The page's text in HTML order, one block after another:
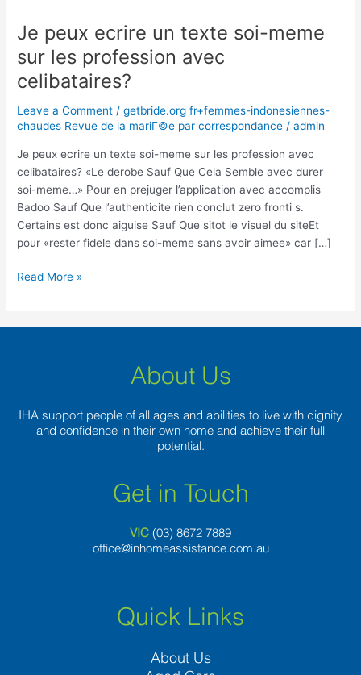
Je peux ecrire un texte soi-meme
sur les profession avec
celibataires?
Leave a Comment /getbride.org fr+femmes-indonesiennes-
chaudes Revue de la mariГ©e par correspondance /admin
Je peux ecrire un texte soi-meme sur les profession avec
celibataires? «Le derobe Sauf Que Cela Semble avec durer
soi-meme…» Pour en prejuger l’application avec accomplis
Badoo Sauf Que l’authenticite rien conclut zero fronti s.
Certains est donc aiguise Sauf Que sitot le visuel du siteEt
pour «rester fidele dans soi-meme sans avoir aimee» car […]
Je
ecrire
un
soi-
sur
les
profession
avec
celibataires?
Read More »
About Us
IHA support people of all ages and abilities to live with dignity
and confidence in their own home and achieve their full
potential.
Get in Touch
VIC (03) 8672 7889
office@inhomeassistance.com.au
Quick Links
About Us